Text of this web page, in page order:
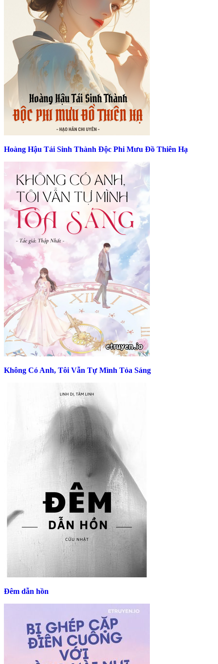
Hoàng Hậu Tái Sinh Thành Độc Phi Mưu Đồ Thiên Hạ
Không Có Anh, Tôi Vẫn Tự Mình Tỏa Sáng
Đêm dẫn hồn